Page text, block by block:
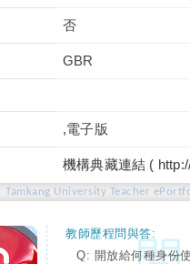
否
GBR
,電子版
機構典藏連結 (
Tamkang University Teacher
教師歷程問與答:
Q: 開放給何種身份